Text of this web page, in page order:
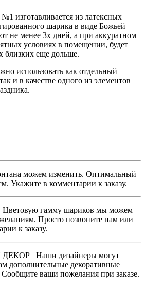
изготавливается из латексных
шарика в виде Божьей
не менее 3х дней, а при аккуратном
условиях в помещении, будет
близких еще дольше.
использовать как отдельный
и в качестве одного из элементов
можем изменить. Оптимальный
Укажите в комментарии к заказу.
Цветовую гамму шариков мы можем
Просто позвоните нам или
к заказу.
Наши дизайнеры могут
дополнительные декоративные
ваши пожелания при заказе.